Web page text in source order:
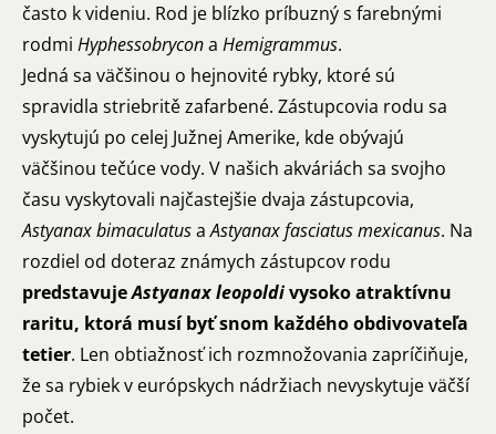
často k videniu. Rod je blízko príbuzný s farebnými
rodmi Hyphessobrycona Hemigrammus.
Jedná sa väčšinou o hejnovité rybky, ktoré sú
spravidla striebritě zafarbené. Zástupcovia rodu sa
vyskytujú po celej Južnej Amerike, kde obývajú
väčšinou tečúce vody. V našich akváriách sa svojho
času vyskytovali najčastejšie dvaja zástupcovia,
Astyanax bimaculatusaAstyanaxfasciatus mexicanus. Na
rozdiel od doteraz známych zástupcov rodu
predstavujeAstyanaxleopoldivysoko atraktívnu
raritu, ktorá musí byť snom každého obdivovateľa
tetier. Len obtiažnosť ich rozmnožovania zapríčiňuje,
že sa rybiek v európskych nádržiach nevyskytuje väčší
počet.